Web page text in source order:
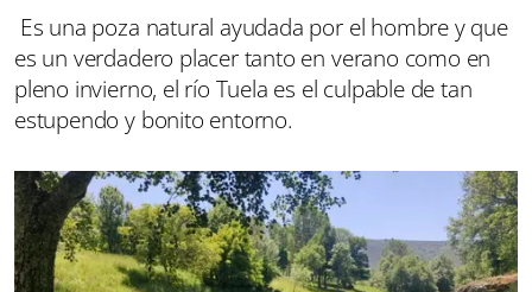
Es una poza natural ayudada por el hombre y que
es un verdadero placer tanto en verano como en
pleno invierno, el río Tuela es el culpable de tan
estupendo y bonito entorno.